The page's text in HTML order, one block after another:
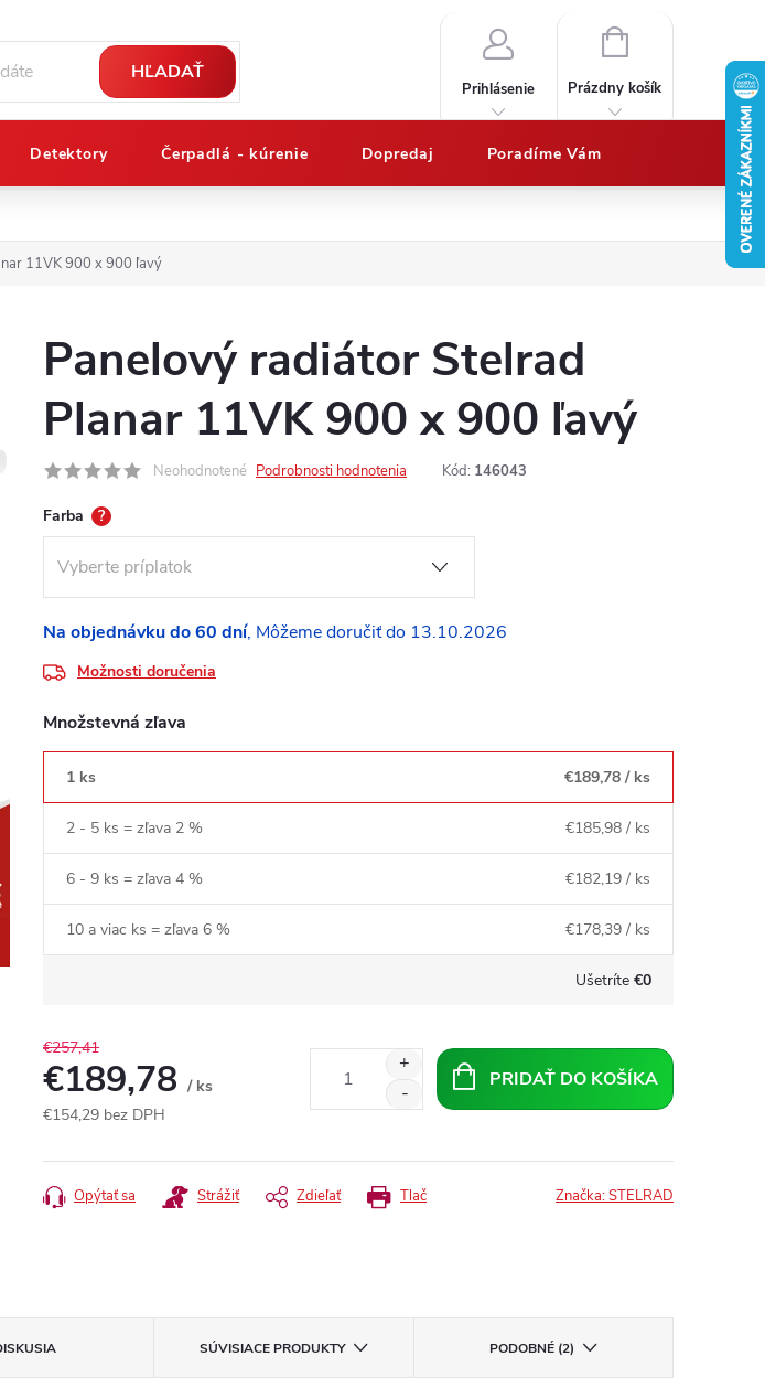
Vypočítajte
HĽADAŤ
Prihlásenie
NÁKUPNÝ
Prázdny košík
Detektory Čerpadlá - kúrenie Dopredaj Poradíme Vám
11VK 900 x 900 ľavý
Panelový radiátor Stelrad
Planar 11VK 900 x 900 ľavý
Neohodnotené Podrobnosti hodnotenia Kód: 146043
Farba ?
Na objednávku do 60 dní 13.10.2026
Možnosti doručenia
Množstevná zľava
1 ks €189,78 / ks
2 - 5 ks = zľava 2 % €185,98 / ks
6 - 9 ks = zľava 4 % €182,19 / ks
10 a viac ks = zľava 6 % €178,39 / ks
Ušetríte €0
€257,41
€189,78 / ks
€154,29 bez DPH
cena:
PRIDAŤ DO KOŠÍKA
Tlač
Opýtať sa Strážiť Zdieľať Značka:STELRAD
SÚVISIACE PRODUKTY PODOBNÉ (2)